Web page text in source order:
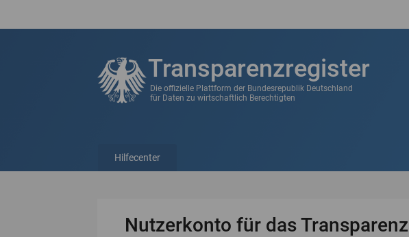
Transparenzregister
Die offizielle Plattform der Bundesrepublik Deutschland
für Daten zu wirtschaftlich Berechtigten
Hilfecenter
Nutzerkonto für das